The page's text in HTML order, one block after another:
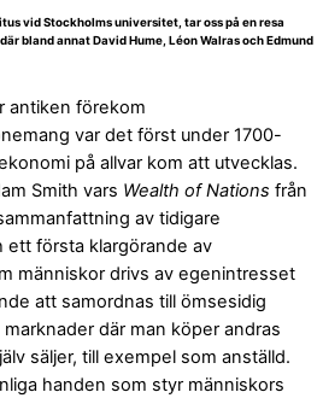
vid Stockholms universitet, tar oss på en resa
bland annat David Hume, Léon Walras och Edmund
antiken förekom
var det först under 1700-
på allvar kom att utvecklas.
Smith vars Wealth of Nations från
av tidigare
första klargörande av
människor drivs av egenintresset
att samordnas till ömsesidig
där man köper andras
säljer, till exempel som anställd.
handen som styr människors